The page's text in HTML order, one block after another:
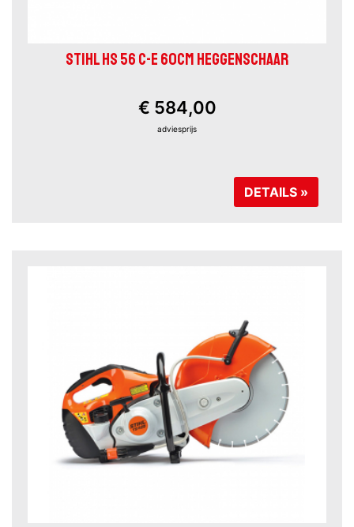
STIHL HS 56 C-E 60CM HEGGENSCHAAR
€ 584,00
adviesprijs
DETAILS »